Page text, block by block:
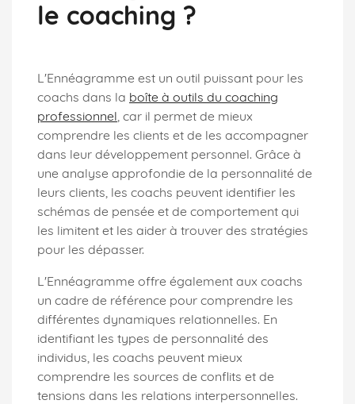
le coaching ?
L'Ennéagramme est un outil puissant pour les
coachs dans la boîte à outils du coaching
professionnel , car il permet de mieux
comprendre les clients et de les accompagner
dans leur développement personnel. Grâce à
une analyse approfondie de la personnalité de
leurs clients, les coachs peuvent identifier les
schémas de pensée et de comportement qui
les limitent et les aider à trouver des stratégies
pour les dépasser.
L'Ennéagramme offre également aux coachs
un cadre de référence pour comprendre les
différentes dynamiques relationnelles. En
identifiant les types de personnalité des
individus, les coachs peuvent mieux
comprendre les sources de conflits et de
tensions dans les relations interpersonnelles.